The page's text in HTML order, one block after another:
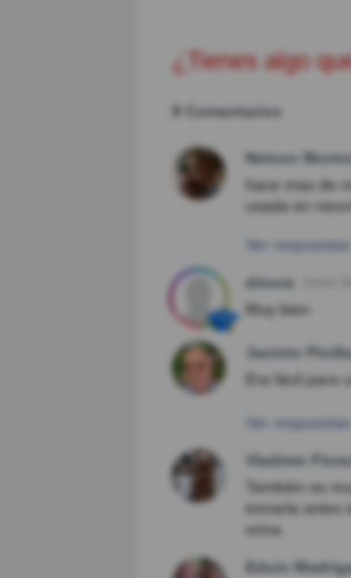
¿Tienes algo
8 Comentarios
Nelson
hace mas de
usada en
Ver respuestas
dinora
Muy bien
Jacinto
Era fácil para
Ver respuestas
Vladimir
También es
tomarla antes
orina.
Eduin